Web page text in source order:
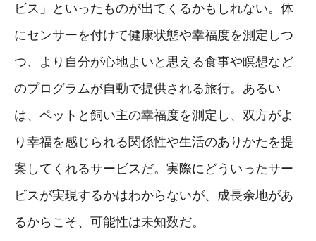
ビス」といったものが出てくるかもしれない。体
にセンサーを付けて健康状態や幸福度を測定しつ
つ、より自分が心地よいと思える食事や瞑想など
のプログラムが自動で提供される旅行。あるい
は、ペットと飼い主の幸福度を測定し、双方がよ
り幸福を感じられる関係性や生活のありかたを提
案してくれるサービスだ。実際にどういったサー
ビスが実現するかはわからないが、成長余地があ
るからこそ、可能性は未知数だ。